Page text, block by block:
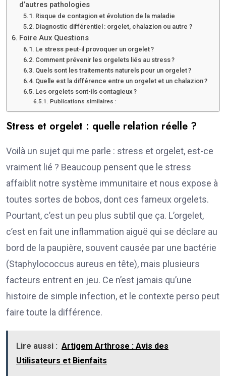
d’autres pathologies
Risque de contagion et évolution de la maladie
Diagnostic différentiel : orgelet, chalazion ou autre ?
Foire Aux Questions
Le stress peut-il provoquer un orgelet ?
Comment prévenir les orgelets liés au stress ?
Quels sont les traitements naturels pour un orgelet ?
Quelle est la différence entre un orgelet et un chalazion ?
Les orgelets sont-ils contagieux ?
Publications similaires :
Stress et orgelet : quelle relation réelle ?
Voilà un sujet qui me parle : stress et orgelet, est-ce
vraiment lié ? Beaucoup pensent que le stress
affaiblit notre système immunitaire et nous expose à
toutes sortes de bobos, dont ces fameux orgelets.
Pourtant, c’est un peu plus subtil que ça. L’orgelet,
c’est en fait une inflammation aiguë qui se déclare au
bord de la paupière, souvent causée par une bactérie
(Staphylococcus aureus en tête), mais plusieurs
facteurs entrent en jeu. Ce n’est jamais qu’une
histoire de simple infection, et le contexte perso peut
faire toute la différence.
Lire aussi : Artigem Arthrose : Avis des
Utilisateurs et Bienfaits